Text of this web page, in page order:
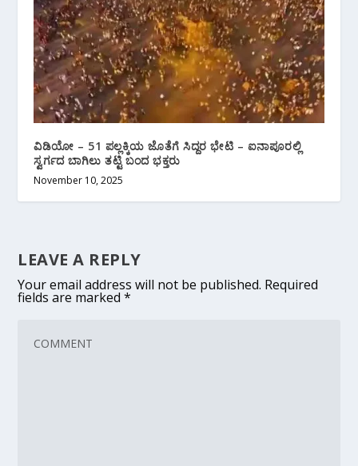
ವಿಡಿಯೋ – 51 ಪಲ್ಲಕ್ಕಿಯ ಜೊತೆಗೆ ಸಿದ್ದರ ಭೇಟಿ – ಐನಾಪೂರಲ್ಲಿ
ಸ್ವರ್ಗದ ಬಾಗಿಲು ತಟ್ಟಿ ಬಂದ ಭಕ್ತರು
November 10, 2025
LEAVE A REPLY
Your email address will not be published. Required
fields are marked*